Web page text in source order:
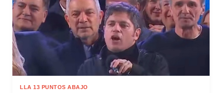
LLA 13 PUNTOS ABAJO